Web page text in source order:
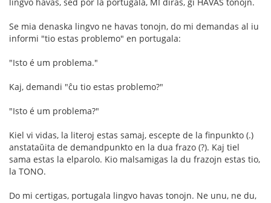
Se mia denaska lingvo ne havas tonojn, do mi demandas al iu
informi "tio estas problemo" en portugala:
"Isto é um problema."
Kaj, demandi "ĉu tio estas problemo?"
"Isto é um problema?"
Kiel vi vidas, la literoj estas samaj, escepte de la finpunkto (.)
anstataŭita de demandpunkto en la dua frazo (?). Kaj tiel
sama estas la elparolo. Kio malsamigas la du frazojn estas tio,
la TONO.
Do mi certigas, portugala lingvo havas tonojn. Ne unu, ne du,